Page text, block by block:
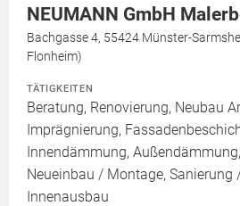
NEUMANN GmbH
Bachgasse 4, 55424 Münster-
Flonheim)
TÄTIGKEITEN
Beratung, Renovierung, Neubau
Imprägnierung,
Innendämmung,
Neueinbau / Montage, Sanierung
Innenausbau